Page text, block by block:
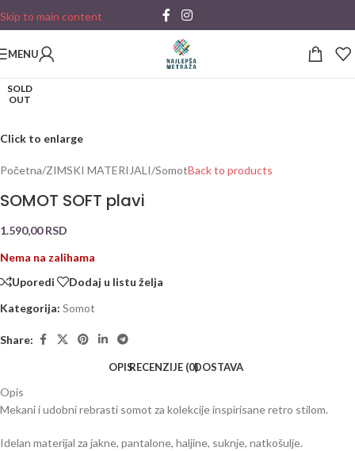
Skip to main content
MENU
SOLD
OUT
Click to enlarge
Početna/ZIMSKI MATERIJALI/SomotBack to products
SOMOT SOFT plavi
1.590,00RSD
Nema na zalihama
Uporedi
Dodaj u listu želja
Kategorija: Somot
Share:
OPISRECENZIJE (0)DOSTAVA
Opis
Mekani i udobni rebrasti somot za kolekcije inspirisane retro stilom.
Idelan materijal za jakne, pantalone, haljine, suknje, natkošulje.